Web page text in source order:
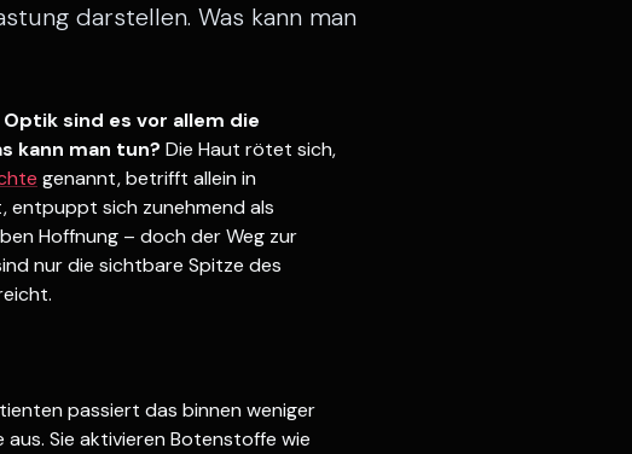
darstellen. Was kann man
sind es vor allem die
kann man tun? Die Haut rötet sich,
genannt, betrifft allein in
entpuppt sich zunehmend als
Hoffnung – doch der Weg zur
nur die sichtbare Spitze des
passiert das binnen weniger
aus. Sie aktivieren Botenstoffe wie